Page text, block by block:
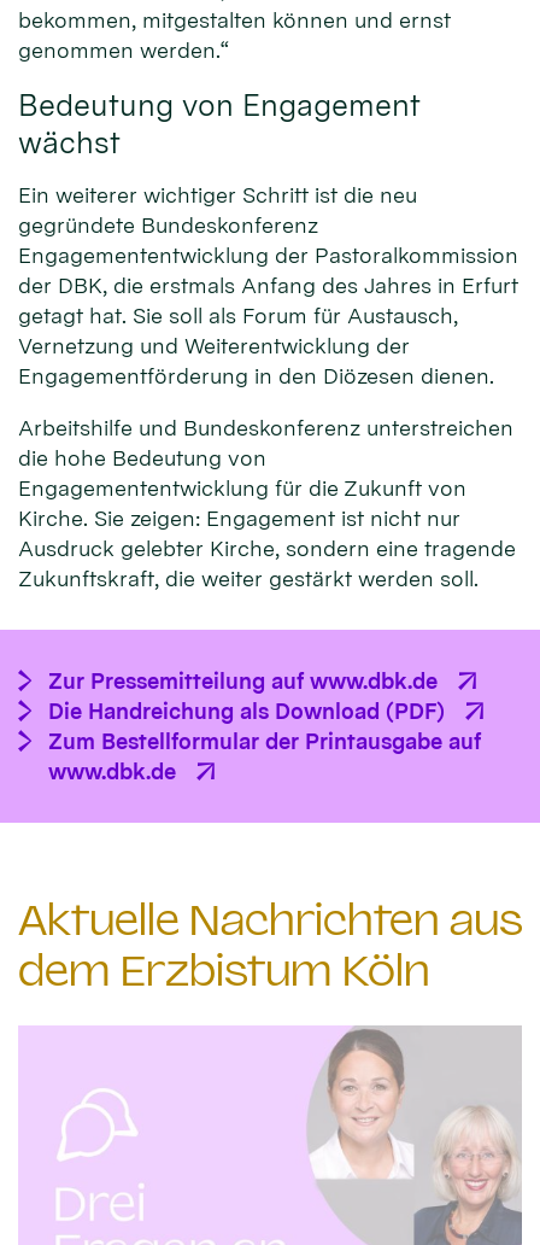
bekommen, mitgestalten können und ernst
genommen werden.“
Bedeutung von Engagement
wächst
Ein weiterer wichtiger Schritt ist die neu
gegründete Bundeskonferenz
Engagemententwicklung der Pastoralkommission
der DBK, die erstmals Anfang des Jahres in Erfurt
getagt hat. Sie soll als Forum für Austausch,
Vernetzung und Weiterentwicklung der
Engagementförderung in den Diözesen dienen.
Arbeitshilfe und Bundeskonferenz unterstreichen
die hohe Bedeutung von
Engagemententwicklung für die Zukunft von
Kirche. Sie zeigen: Engagement ist nicht nur
Ausdruck gelebter Kirche, sondern eine tragende
Zukunftskraft, die weiter gestärkt werden soll.
Zur Pressemitteilung auf www.dbk.de
Die Handreichung als Download (PDF)
Zum Bestellformular der Printausgabe auf
www.dbk.de
Aktuelle Nachrichten aus
dem Erzbistum Köln